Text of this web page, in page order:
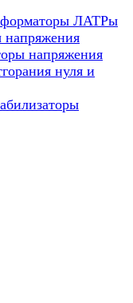
ЛАТРы
напряжения
напряжения
нуля и